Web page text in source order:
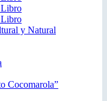
Libro
Libro
y Natural
Cocomarola”